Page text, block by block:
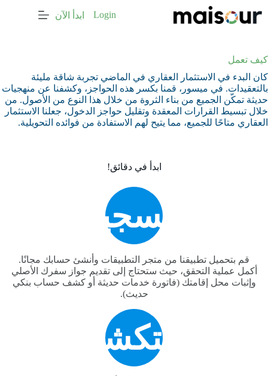
إلى
Login ابدأ الآن
كيف تعمل
كان البدء في الاستثمار العقاري في الماضي تجربة شاقة مليئة
بالتعقيدات. في ميسور، قمنا بكسر هذه الحواجز، وكشفنا عن منهجيات
حديثة تمكّن الجميع من بناء الثروة من خلال هذا النوع من الأصول. من
خلال تبسيط القرارات المعقدة وتقليل حواجز الدخول، جعلنا الاستثمار
العقاري متاحًا للجميع، مما يتيح لهم الاستفادة من فوائده التحويلية.
ابدأ في دقائق!
التسجيل
قم بتحميل تطبيقنا من متجر التطبيقات وأنشئ حسابك مجانًا.
أكمل عملية التحقق، حيث ستحتاج إلى تقديم جواز سفرك الأصلي
وإثبات محل إقامتك (فاتورة خدمات حديثة أو كشف حساب بنكي
حديث).
استكشف